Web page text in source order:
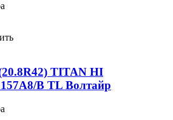
TITAN HI
В TL Волтайр